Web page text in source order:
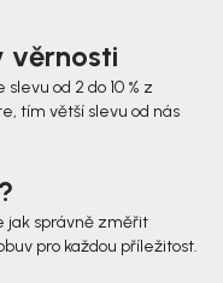
věrnosti
od 2 do 10 % z
tím větší slevu od nás
jak správně změřit
pro každou příležitost.